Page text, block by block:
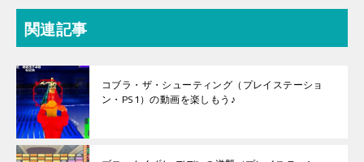
関連記事
コブラ・ザ・シューティング（プレイステーショ
ン・PS1）の動画を楽しもう♪